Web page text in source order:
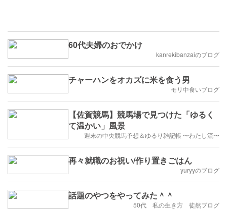
60代夫婦のおでかけ
kanrekibanzaiのブログ
チャーハンをオカズに米を食う男
モリ中食いブログ
【佐賀競馬】競馬場で見つけた「ゆるく
て温かい」風景
週末の中央競馬予想＆ゆるり雑記帳 〜わたし流〜
再々就職のお祝い/作り置きごはん
yuryyのブログ
話題のやつをやってみた＾＾
50代 私の生き方 徒然ブログ